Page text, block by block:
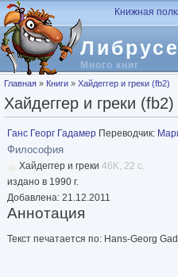
Перейти к основному содержанию
Много книг
Книжная
Вы здесь
Главная » Книги » Хайдеггер и греки (fb2)
Хайдеггер и греки (fb2)
Ганс Георг Гадамер Переводчик:
Философия
Хайдеггер и греки 46K, 22 с.
издано в 1990 г.
Добавлена: 21.12.2011
Аннотация
Текст печатается по: Hans-Georg